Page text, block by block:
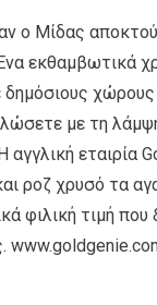
ο Μίδας
εκθαμβωτικά
με τη
εταιρία
ροζ χρυσό τα
φιλική τιμή που